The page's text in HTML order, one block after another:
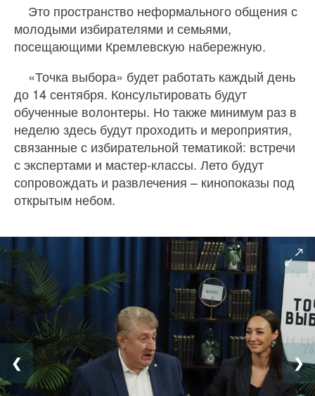
Это пространство неформального общения с
молодыми избирателями и семьями,
посещающими Кремлевскую набережную.
«Точка выбора» будет работать каждый день
до 14 сентября. Консультировать будут
обученные волонтеры. Но также минимум раз в
неделю здесь будут проходить и мероприятия,
связанные с избирательной тематикой: встречи
с экспертами и мастер-классы. Лето будут
сопровождать и развлечения – кинопоказы под
открытым небом.
❮ ❯